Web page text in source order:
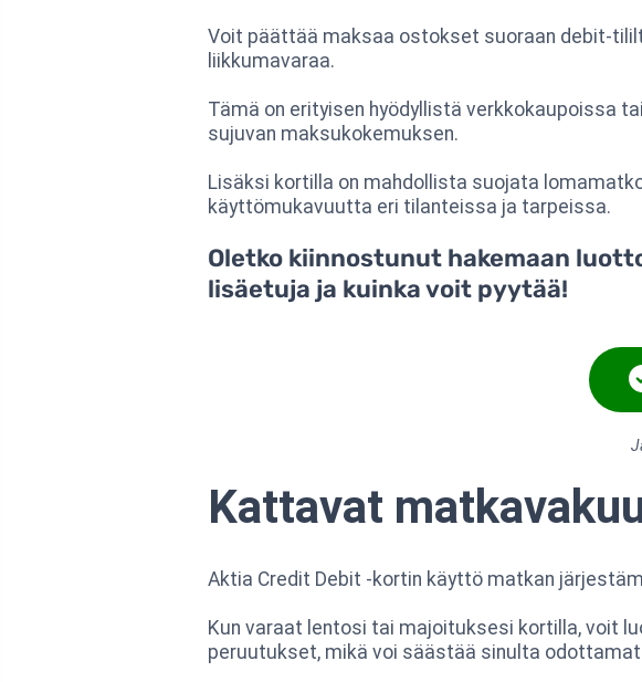
Voit päättää maksaa ostokset suoraan debit-
liikkumavaraa.
Tämä on erityisen hyödyllistä verkkokaupoissa
sujuvan maksukokemuksen.
Lisäksi kortilla on mahdollista suojata
käyttömukavuutta eri tilanteissa ja tarpeissa.
Oletko kiinnostunut hakemaan
lisäetuja ja kuinka voit pyytää!
Kattavat
Aktia Credit Debit -kortin käyttö matkan
Kun varaat lentosi tai majoituksesi kortilla, voit
peruutukset, mikä voi säästää sinulta